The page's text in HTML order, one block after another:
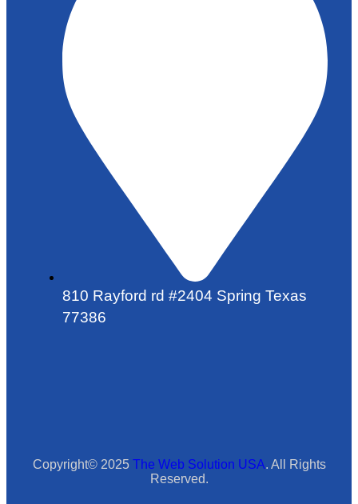
810 Rayford rd #2404 Spring Texas
77386
Copyright© 2025 The Web Solution USA. All Rights
Reserved.